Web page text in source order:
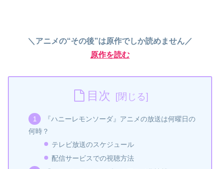
＼アニメの“その後”は原作でしか読めません／
原作を読む
目次
『ハニーレモンソーダ』アニメの放送は何曜日の
何時？
テレビ放送のスケジュール
配信サービスでの視聴方法